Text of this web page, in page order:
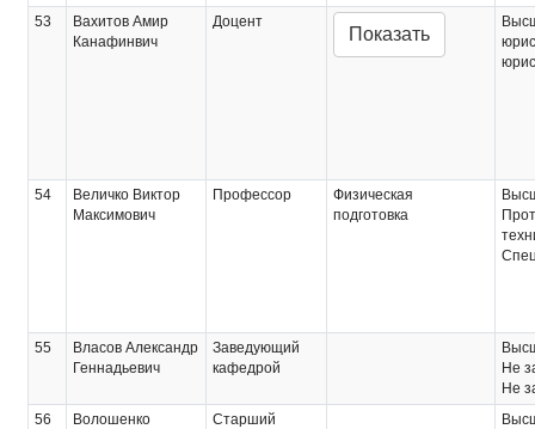
53
Вахитов Амир
Канафинвич
Доцент
Показать
54
Величко Виктор
Максимович
Профессор
Физическая
подготовка
55
Власов Александр
Геннадьевич
Заведующий
кафедрой
Не
Не
56
Волошенко
Старший